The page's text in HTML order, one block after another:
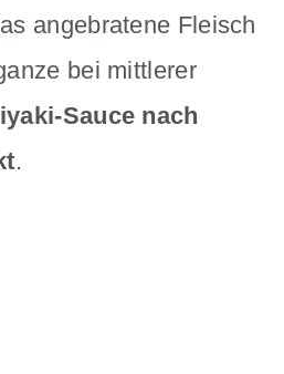
angebratene Fleisch
bei mittlerer
Sauce nach
.